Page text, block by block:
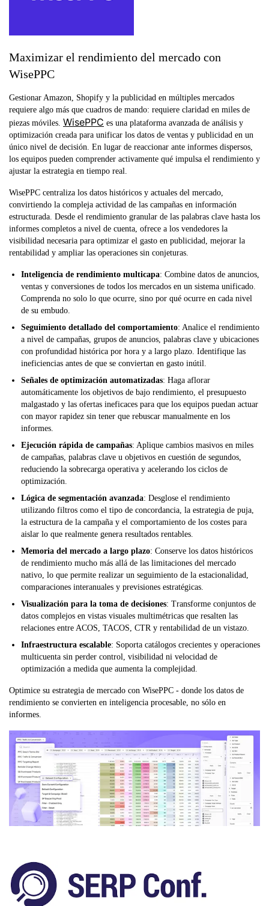
Maximizar el rendimiento del mercado con
WisePPC
Gestionar Amazon, Shopify y la publicidad en múltiples mercados
requiere algo más que cuadros de mando: requiere claridad en miles de
piezas móviles. WisePPC es una plataforma avanzada de análisis y
optimización creada para unificar los datos de ventas y publicidad en un
único nivel de decisión. En lugar de reaccionar ante informes dispersos,
los equipos pueden comprender activamente qué impulsa el rendimiento y
ajustar la estrategia en tiempo real.
WisePPC centraliza los datos históricos y actuales del mercado,
convirtiendo la compleja actividad de las campañas en información
estructurada. Desde el rendimiento granular de las palabras clave hasta los
informes completos a nivel de cuenta, ofrece a los vendedores la
visibilidad necesaria para optimizar el gasto en publicidad, mejorar la
rentabilidad y ampliar las operaciones sin conjeturas.
Inteligencia de rendimiento multicapa: Combine datos de anuncios,
ventas y conversiones de todos los mercados en un sistema unificado.
Comprenda no solo lo que ocurre, sino por qué ocurre en cada nivel
de su embudo.
Seguimiento detallado del comportamiento: Analice el rendimiento
a nivel de campañas, grupos de anuncios, palabras clave y ubicaciones
con profundidad histórica por hora y a largo plazo. Identifique las
ineficiencias antes de que se conviertan en gasto inútil.
Señales de optimización automatizadas: Haga aflorar
automáticamente los objetivos de bajo rendimiento, el presupuesto
malgastado y las ofertas ineficaces para que los equipos puedan actuar
con mayor rapidez sin tener que rebuscar manualmente en los
informes.
Ejecución rápida de campañas: Aplique cambios masivos en miles
de campañas, palabras clave u objetivos en cuestión de segundos,
reduciendo la sobrecarga operativa y acelerando los ciclos de
optimización.
Lógica de segmentación avanzada: Desglose el rendimiento
utilizando filtros como el tipo de concordancia, la estrategia de puja,
la estructura de la campaña y el comportamiento de los costes para
aislar lo que realmente genera resultados rentables.
Memoria del mercado a largo plazo: Conserve los datos históricos
de rendimiento mucho más allá de las limitaciones del mercado
nativo, lo que permite realizar un seguimiento de la estacionalidad,
comparaciones interanuales y previsiones estratégicas.
Visualización para la toma de decisiones: Transforme conjuntos de
datos complejos en vistas visuales multimétricas que resalten las
relaciones entre ACOS, TACOS, CTR y rentabilidad de un vistazo.
Infraestructura escalable: Soporta catálogos crecientes y operaciones
multicuenta sin perder control, visibilidad ni velocidad de
optimización a medida que aumenta la complejidad.
Optimice su estrategia de mercado con WisePPC - donde los datos de
rendimiento se convierten en inteligencia procesable, no sólo en
informes.